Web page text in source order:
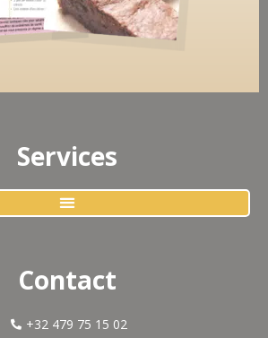
Services
Contact
+32 479 75 15 02